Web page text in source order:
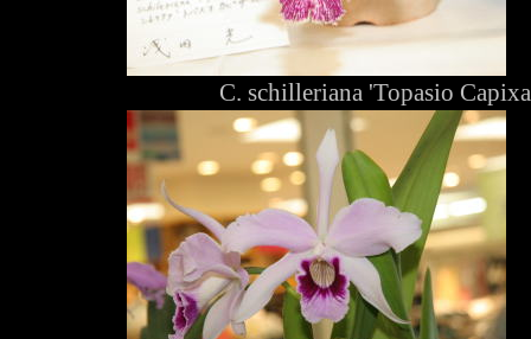
C. schilleriana 'Topasio